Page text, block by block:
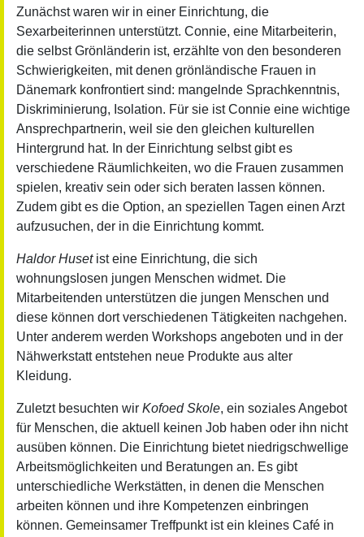
Zunächst waren wir in einer Einrichtung, die
Sexarbeiterinnen unterstützt. Connie, eine Mitarbeiterin,
die selbst Grönländerin ist, erzählte von den besonderen
Schwierigkeiten, mit denen grönländische Frauen in
Dänemark konfrontiert sind: mangelnde Sprachkenntnis,
Diskriminierung, Isolation. Für sie ist Connie eine wichtige
Ansprechpartnerin, weil sie den gleichen kulturellen
Hintergrund hat. In der Einrichtung selbst gibt es
verschiedene Räumlichkeiten, wo die Frauen zusammen
spielen, kreativ sein oder sich beraten lassen können.
Zudem gibt es die Option, an speziellen Tagen einen Arzt
aufzusuchen, der in die Einrichtung kommt.
Haldor Husetist eine Einrichtung, die sich
wohnungslosen jungen Menschen widmet. Die
Mitarbeitenden unterstützen die jungen Menschen und
diese können dort verschiedenen Tätigkeiten nachgehen.
Unter anderem werden Workshops angeboten und in der
Nähwerkstatt entstehen neue Produkte aus alter
Kleidung.
Zuletzt besuchten wir Kofoed Skole, ein soziales Angebot
für Menschen, die aktuell keinen Job haben oder ihn nicht
ausüben können. Die Einrichtung bietet niedrigschwellige
Arbeitsmöglichkeiten und Beratungen an. Es gibt
unterschiedliche Werkstätten, in denen die Menschen
arbeiten können und ihre Kompetenzen einbringen
können. Gemeinsamer Treffpunkt ist ein kleines Café in